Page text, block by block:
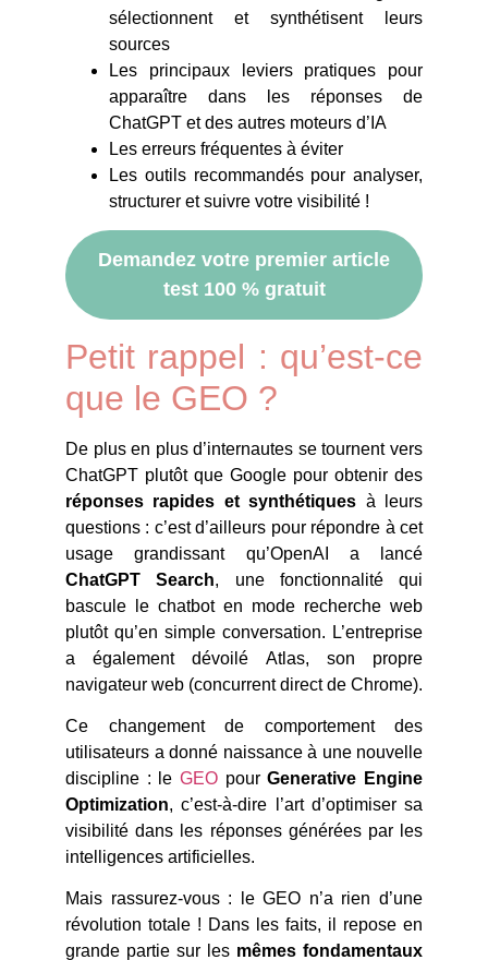
sélectionnent et synthétisent leurs
sources
Les principaux leviers pratiques pour
apparaître dans les réponses de
ChatGPT et des autres moteurs d’IA
Les erreurs fréquentes à éviter
Les outils recommandés pour analyser,
structurer et suivre votre visibilité !
Demandez votre premier article
test 100 % gratuit
Petit rappel : qu’est-ce
que le GEO ?
De plus en plus d’internautes se tournent vers
ChatGPT plutôt que Google pour obtenir des
réponses rapides et synthétiques à leurs
questions : c’est d’ailleurs pour répondre à cet
usage grandissant qu’OpenAI a lancé
ChatGPT Search, une fonctionnalité qui
bascule le chatbot en mode recherche web
plutôt qu’en simple conversation. L’entreprise
a également dévoilé Atlas, son propre
navigateur web (concurrent direct de Chrome).
Ce changement de comportement des
utilisateurs a donné naissance à une nouvelle
discipline : le GEO pourGenerative Engine
Optimization, c’est-à-dire l’art d’optimiser sa
visibilité dans les réponses générées par les
intelligences artificielles.
Mais rassurez-vous : le GEO n’a rien d’une
révolution totale ! Dans les faits, il repose en
grande partie sur les mêmes fondamentaux